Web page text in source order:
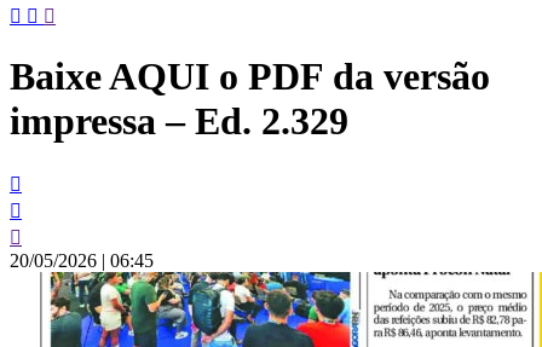
Pular
conteúdo
Baixe AQUI o PDF da versão
impressa – Ed. 2.329
20/05/2026 | 06:45